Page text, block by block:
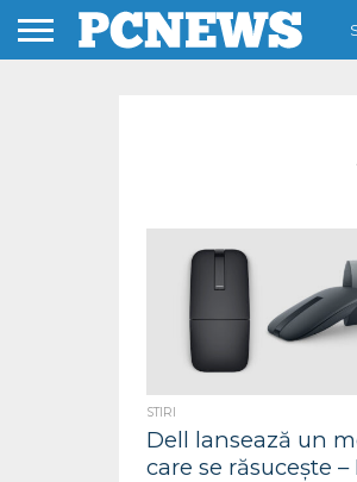
STIRI
Dell lansează un
care se răsucește –